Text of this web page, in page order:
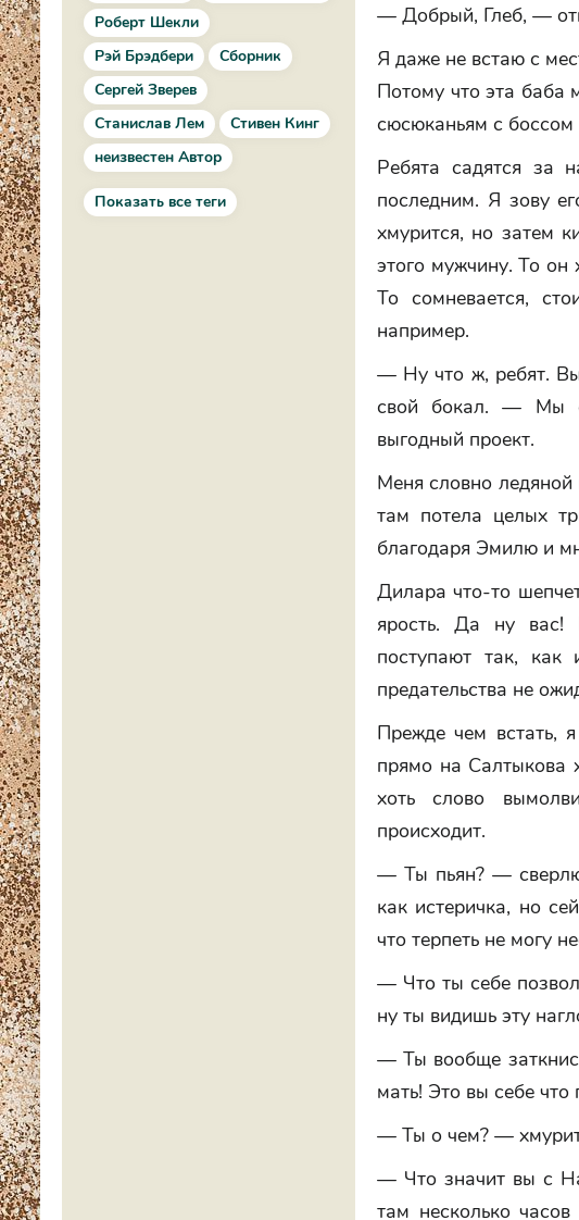
Роберт Шекли
Рэй Брэдбери
Сборник
Сергей Зверев
Станислав Лем
Стивен Кинг
неизвестен Автор
Показать все теги
— Добрый, Глеб, —
Я даже не встаю с
Потому что эта баба
сюсюканьям с боссом
Ребята садятся за
последним. Я зову
хмурится, но затем
этого мужчину. То он
То сомневается,
например.
— Ну что ж, ребят.
свой бокал. — Мы с
выгодный проект.
Меня словно
там потела целых
благодаря Эмилю и
Дилара что-то
ярость. Да ну вас!
поступают так,
предательства не
Прежде чем встать,
прямо на Салтыкова
хоть слово
происходит.
— Ты пьян? —
как истеричка, но
что терпеть не могу
— Что ты себе
ну ты видишь эту
— Ты вообще
мать! Это вы себе что
— Ты о чем? —
— Что значит вы с
там несколько